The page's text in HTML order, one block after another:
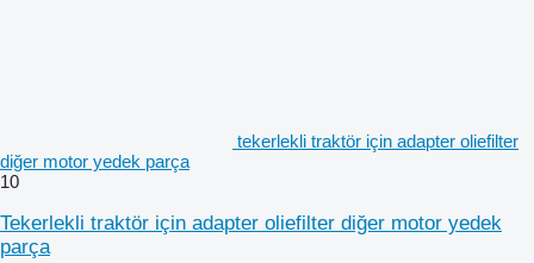
tekerlekli traktör için adapter oliefilter
diğer motor yedek parça
10
Tekerlekli traktör için adapter oliefilter diğer motor yedek
parça